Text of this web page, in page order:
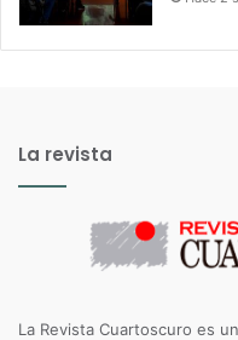
La revista
La Revista Cuartoscuro es